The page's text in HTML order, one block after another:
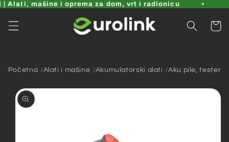
Pređi
sadržaj
mašine i oprema za dom, vrt i radionicu
Korpa
Početna Alati i mašine Akumulatorski alati Aku pile, testere
informacije